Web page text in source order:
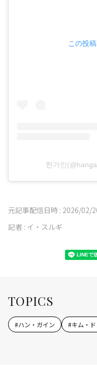
この投
한가인
元記事配信日時 : 2026/02/
記者 : イ・スルギ
TOPICS
#ハン・ガイン #キム・